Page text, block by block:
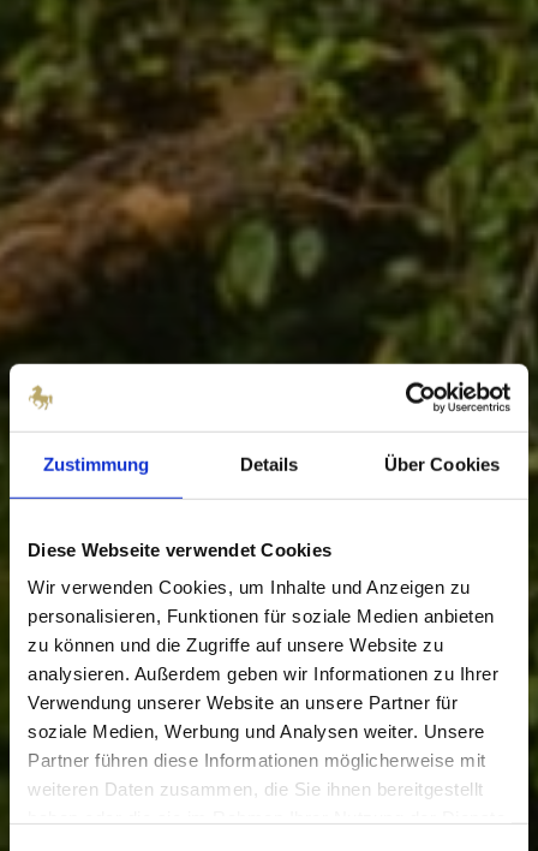
Zustimmung Details Über Cookies
Diese Webseite verwendet Cookies
Wir verwenden Cookies, um Inhalte und Anzeigen zu
personalisieren, Funktionen für soziale Medien anbieten
zu können und die Zugriffe auf unsere Website zu
analysieren. Außerdem geben wir Informationen zu Ihrer
Verwendung unserer Website an unsere Partner für
soziale Medien, Werbung und Analysen weiter. Unsere
Partner führen diese Informationen möglicherweise mit
weiteren Daten zusammen, die Sie ihnen bereitgestellt